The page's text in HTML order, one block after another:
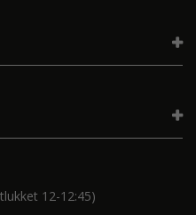
12-12:45)